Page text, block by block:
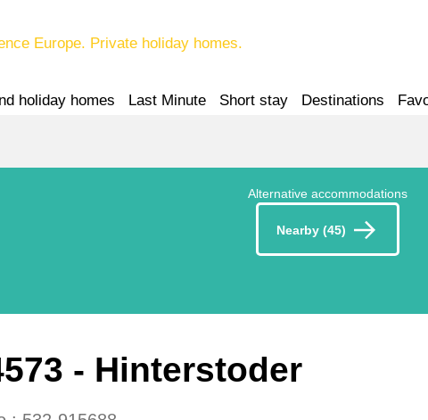
Europe. Private holiday homes.
holiday homes Last Minute Short stay Destinations
Alternative accommodations
Nearby (45)
- Hinterstoder